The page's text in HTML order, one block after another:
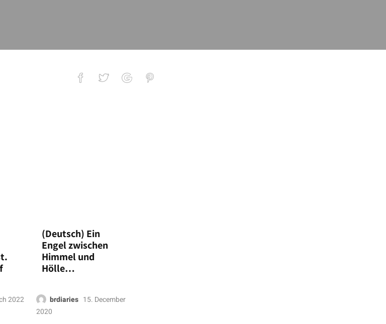
Buch veröffentlicht
2022
(Deutsch) Ein
Engel zwischen
Himmel und
Hölle…
brdiaries 15. December
2020